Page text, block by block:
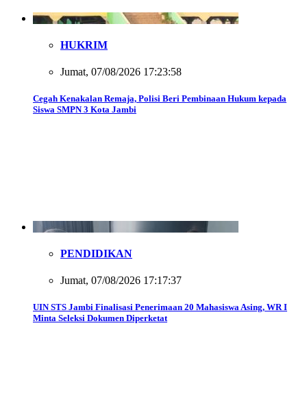
HUKRIM
Jumat, 07/08/2026 17:23:58
Cegah Kenakalan Remaja, Polisi Beri Pembinaan Hukum kepada
Siswa SMPN 3 Kota Jambi
PENDIDIKAN
Jumat, 07/08/2026 17:17:37
UIN STS Jambi Finalisasi Penerimaan 20 Mahasiswa Asing, WR I
Minta Seleksi Dokumen Diperketat